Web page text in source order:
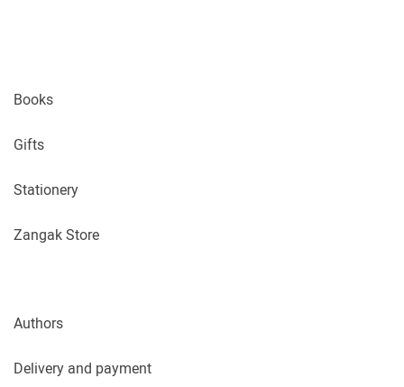
Books
Gifts
Stationery
Zangak Store
Authors
Delivery and payment